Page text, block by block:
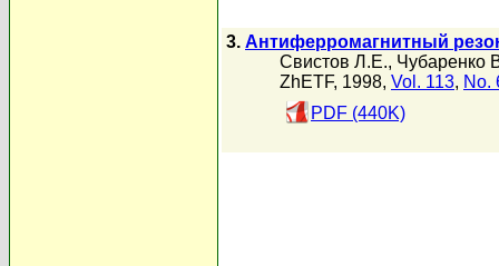
3. Антиферромагнитный
Свистов Л.Е., Чубаренко
ZhETF, 1998, Vol. 113, No.
PDF (440K)